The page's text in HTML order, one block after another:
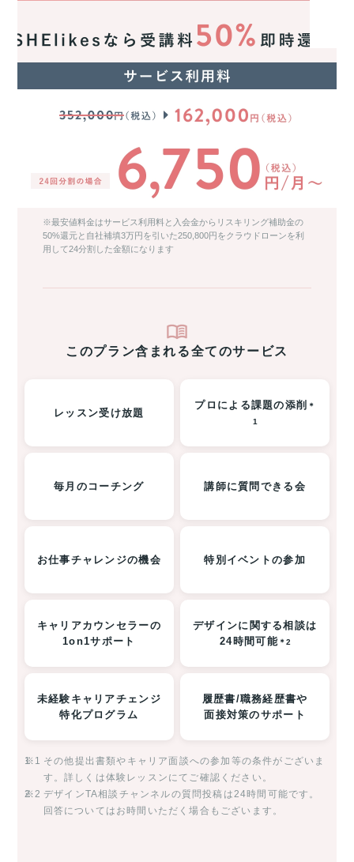
※最安値料金はサービス利用料と入会金からリスキリング補助金の
50%還元と自社補填3万円を引いた250,800円をクラウドローンを利
用して24分割した金額になります
このプラン含まれる全てのサービス
レッスン受け放題
プロによる課題の添削 ＊
1
毎月のコーチング 講師に質問できる会
お仕事チャレンジの機会 特別イベントの参加
キャリアカウンセラーの
1on1サポート
デザインに関する相談は
24時間可能 ＊2
未経験キャリアチェンジ
特化プログラム
履歴書/職務経歴書や
面接対策のサポート
※1 その他提出書類やキャリア面談への参加等の条件がございま
す。詳しくは体験レッスンにてご確認ください。
※2 デザインTA相談チャンネルの質問投稿は24時間可能です。
回答についてはお時間いただく場合もございます。